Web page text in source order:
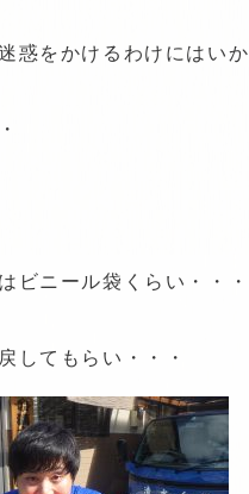
惑をかけるわけにはいか
ビニール袋くらい・・・
してもらい・・・